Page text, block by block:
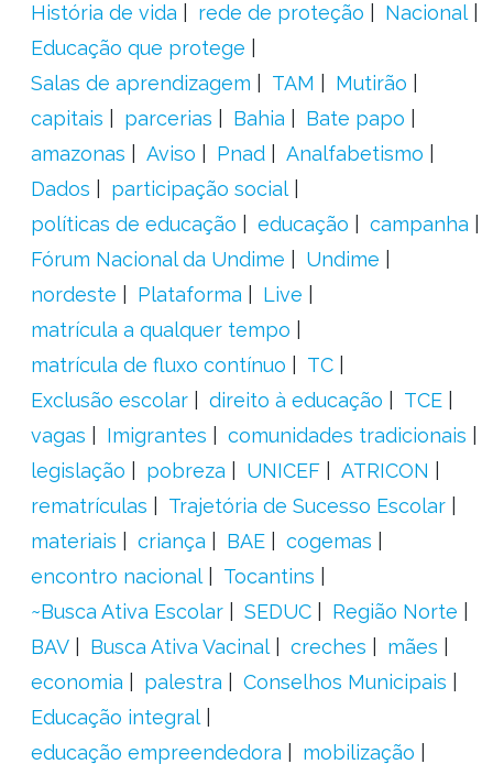
História de vida
rede de proteção
Nacional
Educação que protege
Salas de aprendizagem
TAM
Mutirão
capitais
parcerias Bahia
Bate papo
amazonas
Aviso Pnad
Analfabetismo
Dados
participação social
políticas de educação
educação
campanha
Fórum Nacional da Undime
Undime
nordeste
Plataforma
Live
matrícula a qualquer tempo
matrícula de fluxo contínuo
TC
Exclusão escolar
direito à educação
TCE
vagas
Imigrantes
comunidades tradicionais
legislação
pobreza UNICEF
ATRICON
rematrículas
Trajetória de Sucesso Escolar
materiais
criança BAE
cogemas
encontro nacional
Tocantins
~Busca Ativa Escolar
SEDUC
Região Norte
BAV
Busca Ativa Vacinal creches
mães
economia
palestra
Conselhos Municipais
Educação integral
educação empreendedora
mobilização